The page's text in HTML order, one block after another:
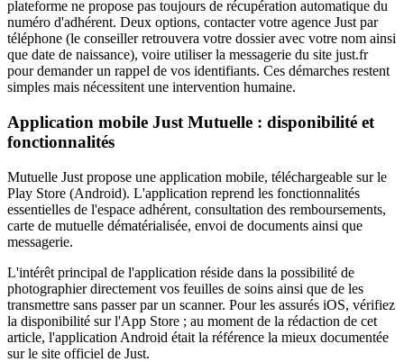
plateforme ne propose pas toujours de récupération automatique du
numéro d'adhérent. Deux options, contacter votre agence Just par
téléphone (le conseiller retrouvera votre dossier avec votre nom ainsi
que date de naissance), voire utiliser la messagerie du site just.fr
pour demander un rappel de vos identifiants. Ces démarches restent
simples mais nécessitent une intervention humaine.
Application mobile Just Mutuelle : disponibilité et
fonctionnalités
Mutuelle Just propose une application mobile, téléchargeable sur le
Play Store (Android). L'application reprend les fonctionnalités
essentielles de l'espace adhérent, consultation des remboursements,
carte de mutuelle dématérialisée, envoi de documents ainsi que
messagerie.
L'intérêt principal de l'application réside dans la possibilité de
photographier directement vos feuilles de soins ainsi que de les
transmettre sans passer par un scanner. Pour les assurés iOS, vérifiez
la disponibilité sur l'App Store ; au moment de la rédaction de cet
article, l'application Android était la référence la mieux documentée
sur le site officiel de Just.